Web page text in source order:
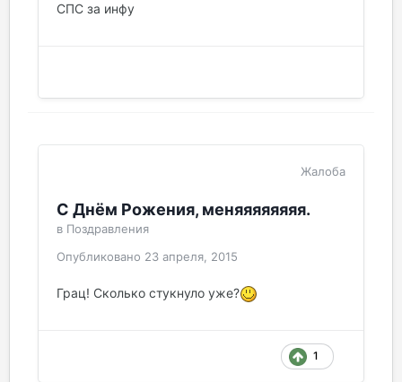
СПС за инфу
Жалоба
С Днём Рожения, меняяяяяяяя.
в Поздравления
Опубликовано 23 апреля, 2015
Грац! Сколько стукнуло уже?
1